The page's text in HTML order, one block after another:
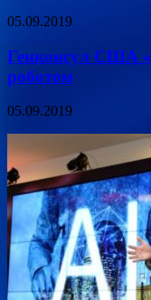
05.09.2019
Генконсул США
роботом
05.09.2019